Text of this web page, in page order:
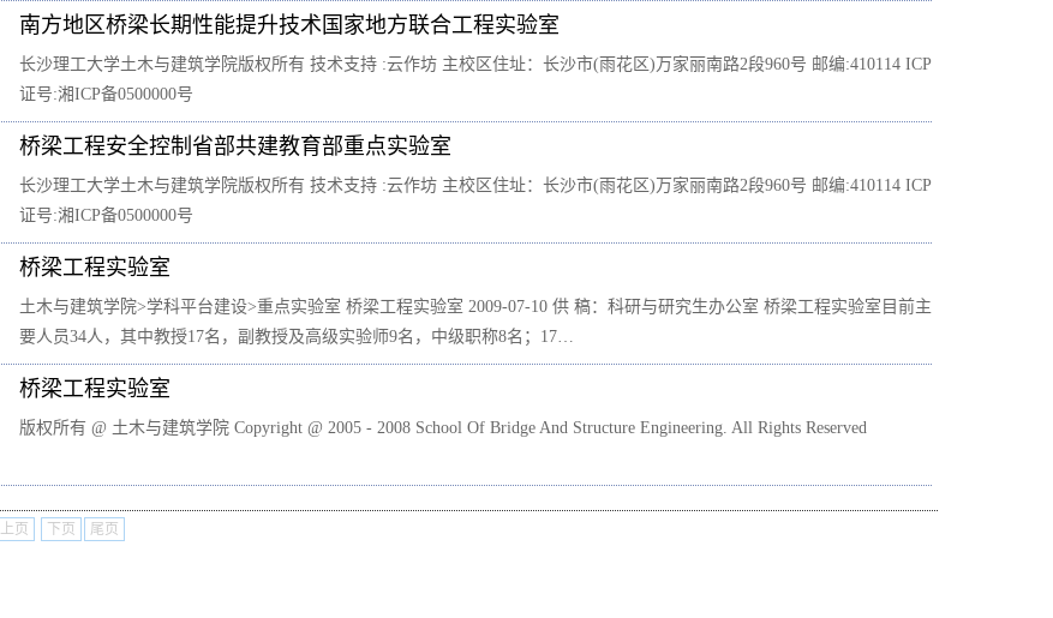
南方地区桥梁长期性能提升技术国家地方联合工程实验室
长沙理工大学土木与建筑学院版权所有 技术支持 :云作坊 主校区住址：长沙市(雨花区)万家丽南路2段960号 邮编:410114 ICP
证号:湘ICP备0500000号
桥梁工程安全控制省部共建教育部重点实验室
长沙理工大学土木与建筑学院版权所有 技术支持 :云作坊 主校区住址：长沙市(雨花区)万家丽南路2段960号 邮编:410114 ICP
证号:湘ICP备0500000号
桥梁工程实验室
土木与建筑学院>学科平台建设>重点实验室 桥梁工程实验室 2009-07-10 供 稿：科研与研究生办公室 桥梁工程实验室目前主
要人员34人，其中教授17名，副教授及高级实验师9名，中级职称8名；17…
桥梁工程实验室
版权所有 @ 土木与建筑学院 Copyright @ 2005 - 2008 School Of Bridge And Structure Engineering. All Rights Reserved
上页 下页 尾页